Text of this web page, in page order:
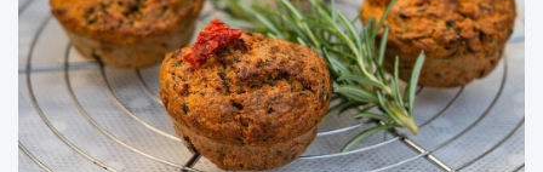
ł
a
i
a
k
ę
s
z
c
z
a